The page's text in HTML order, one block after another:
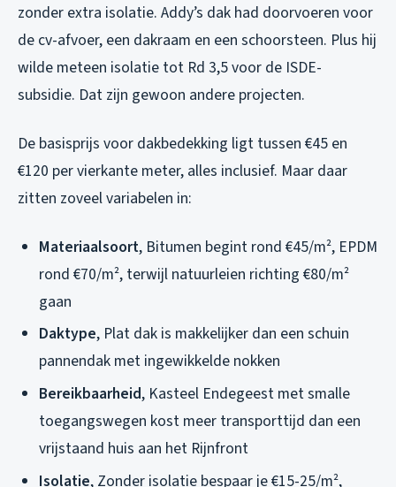
zonder extra isolatie. Addy’s dak had doorvoeren voor
de cv-afvoer, een dakraam en een schoorsteen. Plus hij
wilde meteen isolatie tot Rd 3,5 voor de ISDE-
subsidie. Dat zijn gewoon andere projecten.
De basisprijs voor dakbedekking ligt tussen €45 en
€120 per vierkante meter, alles inclusief. Maar daar
zitten zoveel variabelen in:
Materiaalsoort, Bitumen begint rond €45/m², EPDM
rond €70/m², terwijl natuurleien richting €80/m²
gaan
Daktype, Plat dak is makkelijker dan een schuin
pannendak met ingewikkelde nokken
Bereikbaarheid, Kasteel Endegeest met smalle
toegangswegen kost meer transporttijd dan een
vrijstaand huis aan het Rijnfront
Isolatie, Zonder isolatie bespaar je €15-25/m²,